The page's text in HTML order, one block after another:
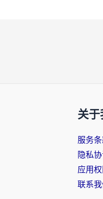
关于
服务
隐私
应用
联系我